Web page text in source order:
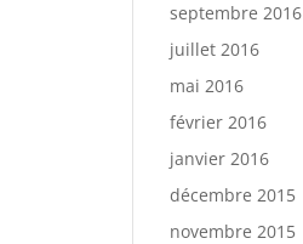
septembre 2016
juillet 2016
mai 2016
février 2016
janvier 2016
décembre 2015
novembre 2015